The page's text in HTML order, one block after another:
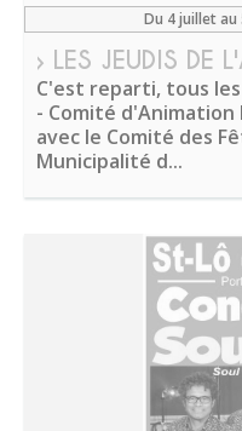
Du 4 juillet
› LES JEUDIS DE
C'est reparti, tous les
- Comité
avec le Comité des
Municipalité d...